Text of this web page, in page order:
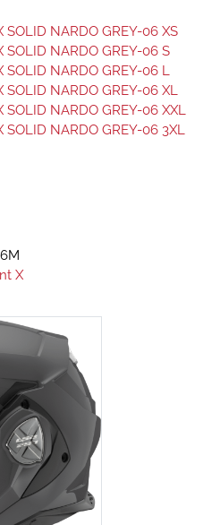
SOLID NARDO GREY-06 XS
SOLID NARDO GREY-06 S
SOLID NARDO GREY-06 L
SOLID NARDO GREY-06 XL
SOLID NARDO GREY-06 XXL
SOLID NARDO GREY-06 3XL
X